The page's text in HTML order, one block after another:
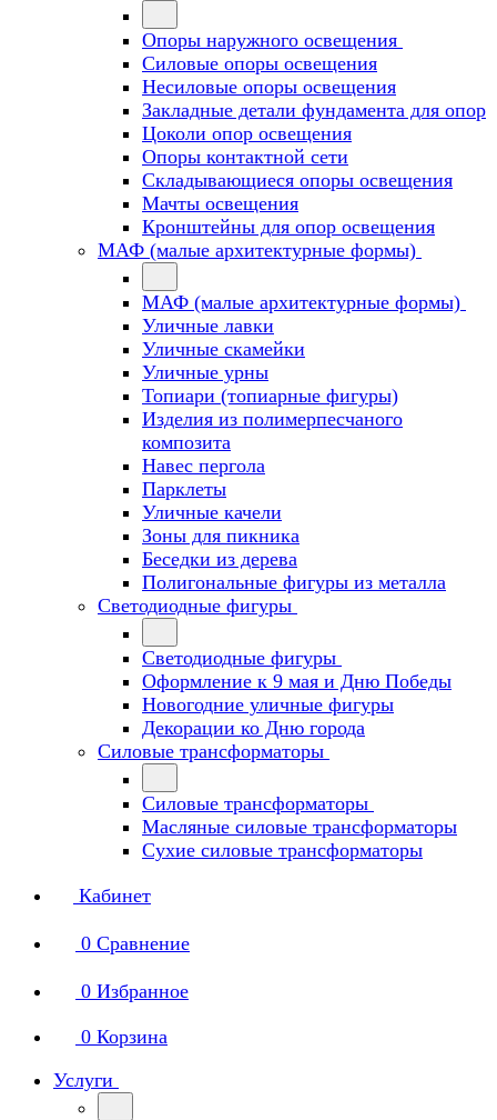
Опоры наружного освещения
Силовые опоры освещения
Несиловые опоры освещения
Закладные детали фундамента для опор
Цоколи опор освещения
Опоры контактной сети
Cкладывающиеся опоры освещения
Мачты освещения
Кронштейны для опор освещения
МАФ (малые архитектурные формы)
МАФ (малые архитектурные формы)
Уличные лавки
Уличные скамейки
Уличные урны
Топиари (топиарные фигуры)
Изделия из полимерпесчаного
композита
Навес пергола
Парклеты
Уличные качели
Зоны для пикника
Беседки из дерева
Полигональные фигуры из металла
Светодиодные фигуры
Светодиодные фигуры
Оформление к 9 мая и Дню Победы
Новогодние уличные фигуры
Декорации ко Дню города
Силовые трансформаторы
Силовые трансформаторы
Масляные силовые трансформаторы
Сухие силовые трансформаторы
Кабинет
0 Сравнение
0 Избранное
0 Корзина
Услуги